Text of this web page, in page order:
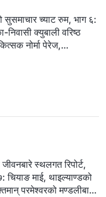
सुसमाचार च्याट रुम, भाग ६:
निवासी क्युबाली वरिष्ठ
नोर्मा पेरेज,
स्थलगत रिपोर्ट,
चियाङ माई, थाइल्याण्डको
परमेश्‍वरको मण्डलीबाट